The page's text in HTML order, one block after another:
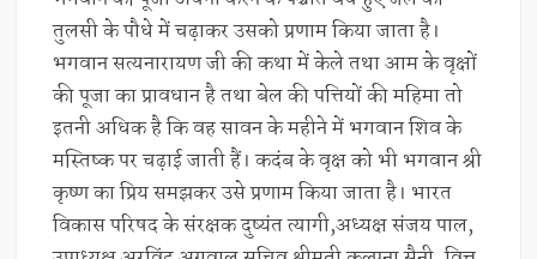
तुलसी के पौधे में चढ़ाकर उसको प्रणाम किया जाता है।
भगवान सत्यनारायण जी की कथा में केले तथा आम के वृक्षों
की पूजा का प्रावधान है तथा बेल की पत्तियों की महिमा तो
इतनी अधिक है कि वह सावन के महीने में भगवान शिव के
मस्तिष्क पर चढ़ाई जाती हैं। कदंब के वृक्ष को भी भगवान श्री
कृष्ण का प्रिय समझकर उसे प्रणाम किया जाता है। भारत
विकास परिषद के संरक्षक दुष्यंत त्यागी,अध्यक्ष संजय पाल,